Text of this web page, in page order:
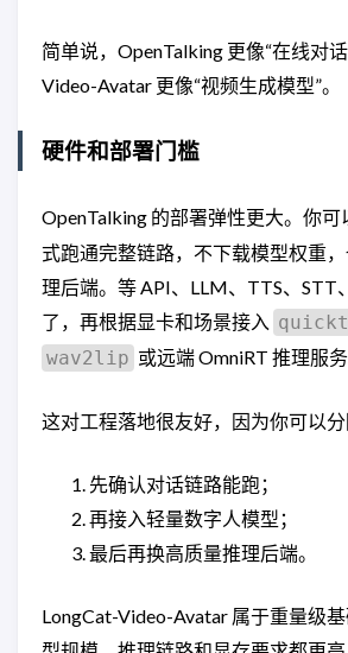
简单说，OpenTalking 更像“在线对
Video-Avatar 更像“视频生成模型”。
硬件和部署门槛
OpenTalking 的部署弹性更大。你可
式跑通完整链路，不下载模型权重
理后端。等 API、LLM、TTS、STT
了，再根据显卡和场景接入
wav2lip 或远端 OmniRT 推理服务
这对工程落地很友好，因为你可以分
先确认对话链路能跑；
再接入轻量数字人模型；
最后再换高质量推理后端。
LongCat-Video-Avatar 属于重量级